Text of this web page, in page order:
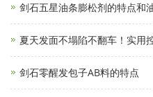
剑石五星油条膨松剂的特点和
夏天发面不塌陷不翻车！实用
剑石零醒发包子AB料的特点